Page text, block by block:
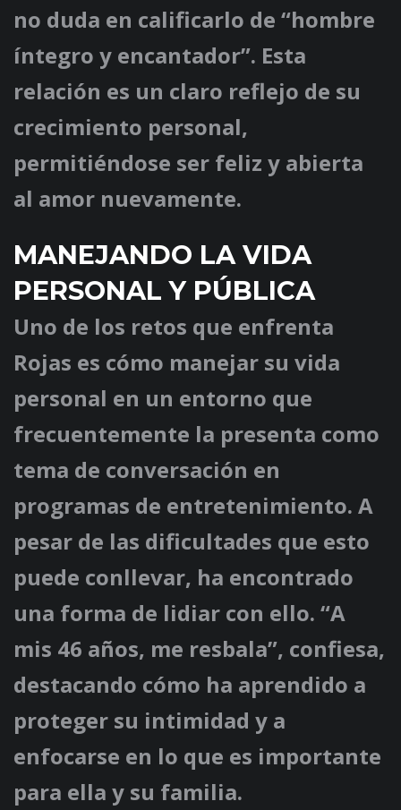
no duda en calificarlo de “hombre
íntegro y encantador”. Esta
relación es un claro reflejo de su
crecimiento personal,
permitiéndose ser feliz y abierta
al amor nuevamente.
MANEJANDO LA VIDA
PERSONAL Y PÚBLICA
Uno de los retos que enfrenta
Rojas es cómo manejar su vida
personal en un entorno que
frecuentemente la presenta como
tema de conversación en
programas de entretenimiento. A
pesar de las dificultades que esto
puede conllevar, ha encontrado
una forma de lidiar con ello. “A
mis 46 años, me resbala”, confiesa,
destacando cómo ha aprendido a
proteger su intimidad y a
enfocarse en lo que es importante
para ella y su familia.